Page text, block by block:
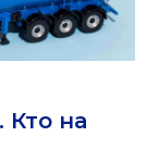
Кто на